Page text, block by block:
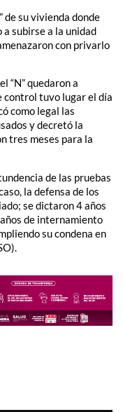
de su vivienda donde
subirse a la unidad
con privarlo
“N” quedaron a
control tuvo lugar el día
como legal las
y decretó la
tres meses para la
de las pruebas
la defensa de los
se dictaron 4 años
de internamiento
su condena en